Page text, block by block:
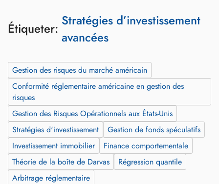
Étiqueter: Stratégies d’investissement
avancées
Gestion des risques du marché américain
Conformité réglementaire américaine en gestion des
risques
Gestion des Risques Opérationnels aux États-Unis
Stratégies d'investissement
Gestion de fonds spéculatifs
Investissement immobilier
Finance comportementale
Théorie de la boîte de Darvas
Régression quantile
Arbitrage réglementaire